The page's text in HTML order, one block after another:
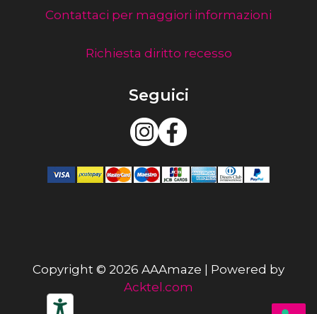
Contattaci per maggiori informazioni
Richiesta diritto recesso
Seguici
Copyright © 2026 AAAmaze | Powered by
Acktel.com